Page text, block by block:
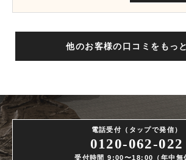
他のお客様の口コミをもっ
電話受付（タップで発信）
0120-062-022
受付時間 9:00〜18:00（年中無